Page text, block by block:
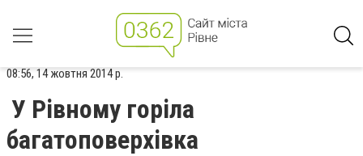
08:56, 14 жовтня 2014 р.
У Рівному горіла
багатоповерхівка